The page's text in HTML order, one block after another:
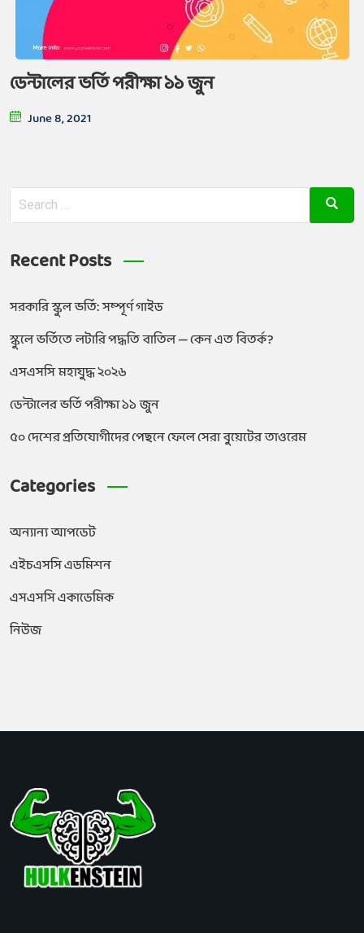
ডেন্টালের ভর্তি পরীক্ষা ১১ জুন
June 8, 2021
Recent Posts
সরকারি স্কুল ভর্তি: সম্পূর্ণ গাইড
স্কুলে ভর্তিতে লটারি পদ্ধতি বাতিল — কেন এত বিতর্ক?
এসএসসি মহাযুদ্ধ ২০২৬
ডেন্টালের ভর্তি পরীক্ষা ১১ জুন
৫০ দেশের প্রতিযোগীদের পেছনে ফেলে সেরা বুয়েটের তাওরেম
Categories
অন্যান্য আপডেট
এইচএসসি এডমিশন
এসএসসি একাডেমিক
নিউজ